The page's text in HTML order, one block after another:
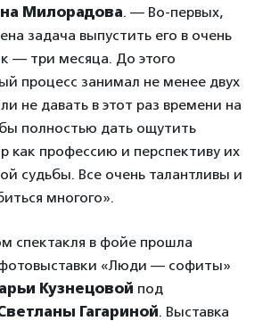
Милорадова. — Во-первых,
задача выпустить его в очень
— три месяца. До этого
процесс занимал не менее двух
не давать в этот раз времени на
полностью дать ощутить
как профессию и перспективу их
судьбы. Все очень талантливы и
многого».
спектакля в фойе прошла
фотовыставки «Люди — софиты»
Кузнецовой под
Гагариной. Выставка